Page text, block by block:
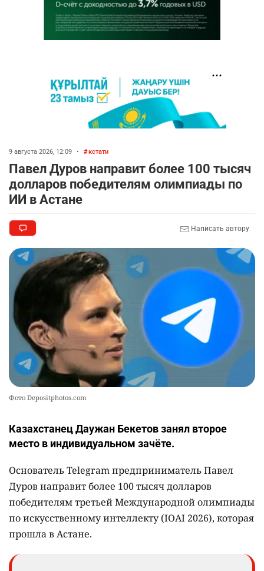
9 августа 2026, 12:09 • кстати
Павел Дуров направит более 100 тысяч
долларов победителям олимпиады по
ИИ в Астане
Написать автору
Фото Depositphotos.com
Казахстанец Даужан Бекетов занял второе
место в индивидуальном зачёте.
Основатель Telegram предприниматель Павел
Дуров направит более 100 тысяч долларов
победителям третьей Международной олимпиады
по искусственному интеллекту (IOAI 2026), которая
прошла в Астане.